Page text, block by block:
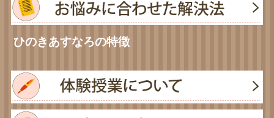
ひのきあすなろの特徴